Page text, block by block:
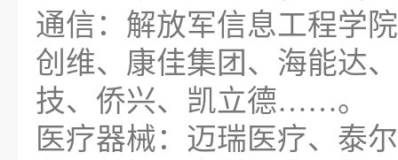
通信：解放军信息工程学
创维、康佳集团、海能达
技、侨兴、凯立德……。
医疗器械：迈瑞医疗、泰